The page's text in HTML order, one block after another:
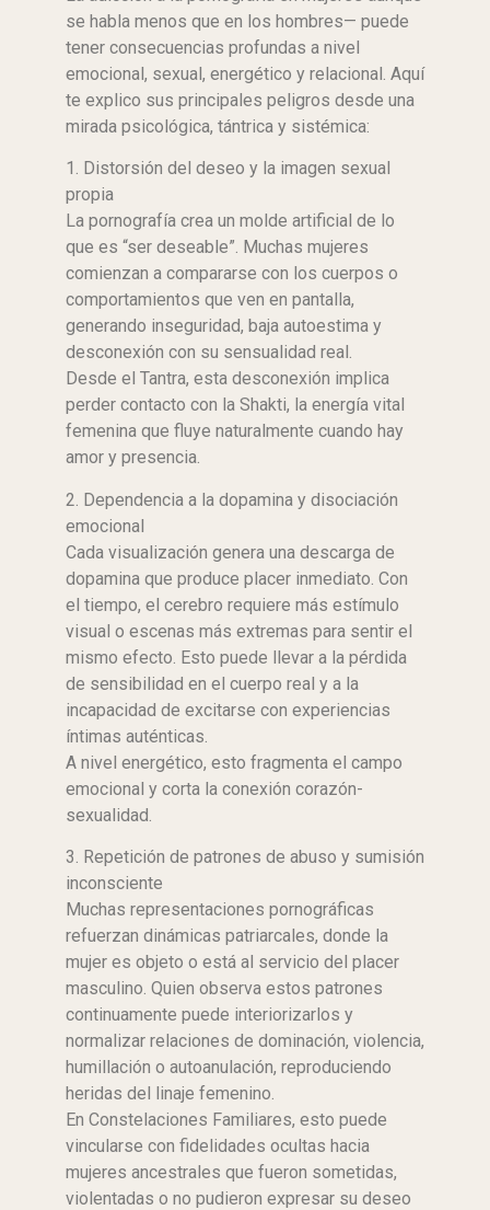
se habla menos que en los hombres— puede
tener consecuencias profundas a nivel
emocional, sexual, energético y relacional. Aquí
te explico sus principales peligros desde una
mirada psicológica, tántrica y sistémica:
1. Distorsión del deseo y la imagen sexual
propia
La pornografía crea un molde artificial de lo
que es “ser deseable”. Muchas mujeres
comienzan a compararse con los cuerpos o
comportamientos que ven en pantalla,
generando inseguridad, baja autoestima y
desconexión con su sensualidad real.
Desde el Tantra, esta desconexión implica
perder contacto con la Shakti, la energía vital
femenina que fluye naturalmente cuando hay
amor y presencia.
2. Dependencia a la dopamina y disociación
emocional
Cada visualización genera una descarga de
dopamina que produce placer inmediato. Con
el tiempo, el cerebro requiere más estímulo
visual o escenas más extremas para sentir el
mismo efecto. Esto puede llevar a la pérdida
de sensibilidad en el cuerpo real y a la
incapacidad de excitarse con experiencias
íntimas auténticas.
A nivel energético, esto fragmenta el campo
emocional y corta la conexión corazón-
sexualidad.
3. Repetición de patrones de abuso y sumisión
inconsciente
Muchas representaciones pornográficas
refuerzan dinámicas patriarcales, donde la
mujer es objeto o está al servicio del placer
masculino. Quien observa estos patrones
continuamente puede interiorizarlos y
normalizar relaciones de dominación, violencia,
humillación o autoanulación, reproduciendo
heridas del linaje femenino.
En Constelaciones Familiares, esto puede
vincularse con fidelidades ocultas hacia
mujeres ancestrales que fueron sometidas,
violentadas o no pudieron expresar su deseo